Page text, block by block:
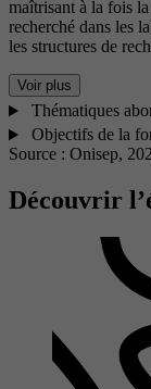
maîtrisant à la fois
recherché dans les
les structures de
Voir plus
Thématiques
Objectifs de la
Source : Onisep,
Découvrir